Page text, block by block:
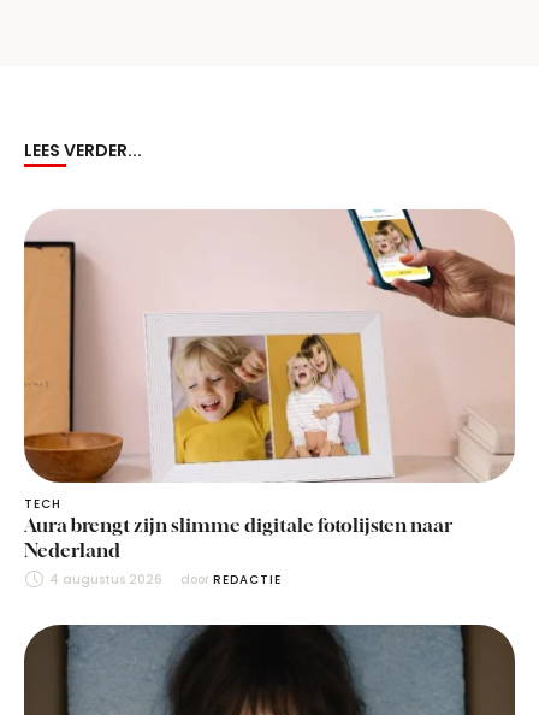
LEES VERDER...
TECH
Aura brengt zijn slimme digitale fotolijsten naar
Nederland
4 augustus 2026 door REDACTIE